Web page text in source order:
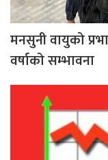
मनसुनी वायुको
वर्षाको सम्भावना